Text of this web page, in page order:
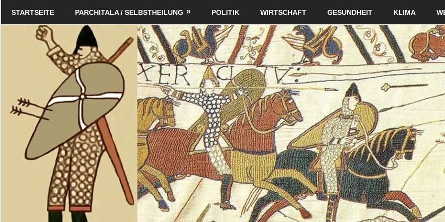
Schildverlag
STARTSEITE PARCHITALA / SELBSTHEILUNG POLITIK WIRTSCHAFT GESUNDHEIT KLIMA